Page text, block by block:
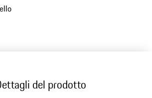
del prodotto